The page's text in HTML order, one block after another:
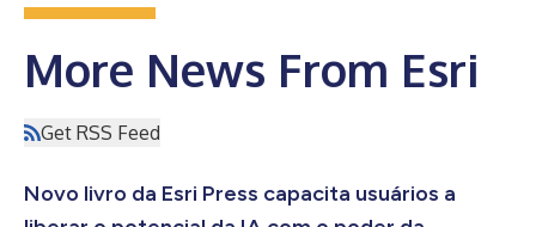
More News From Esri
Get RSS Feed
Novo livro da Esri Press capacita usuários a